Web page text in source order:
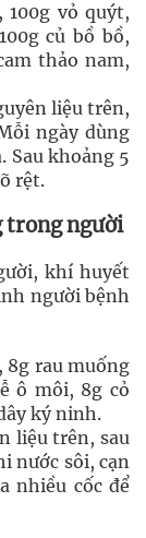
vỏ quýt,
củ bồ bồ,
thảo nam,
liệu trên,
ngày dùng
Sau khoảng 5
rệt.
trong người
khí huyết
người bệnh
8g rau muống
ô môi, 8g cỏ
ký ninh.
liệu trên, sau
nước sôi, cạn
nhiều cốc để